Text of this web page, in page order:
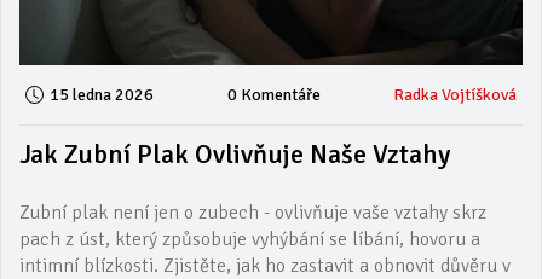
15 ledna 2026 0 Komentáře Radka Vojtíšková
Jak Zubní Plak Ovlivňuje Naše Vztahy
Zubní plak není jen o zubech - ovlivňuje vaše vztahy skrz
pach z úst, který způsobuje vyhýbání se líbání, hovoru a
intimní blízkosti. Zjistěte, jak ho zastavit a obnovit důvěru v